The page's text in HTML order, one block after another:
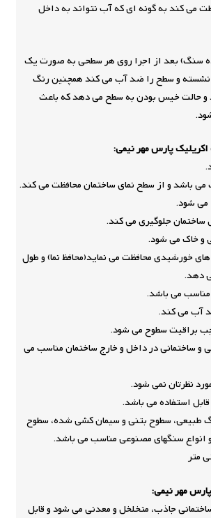
می کند به گونه ای که آب نتواند به داخل
سنگ) بعد از اجرا روی هر سطحی به صورت یک
نشسته و سطح را ضد آب می کند همچنین رنگ
و حالت خیس بودن به سطح می دهد که باعث
پارس مهر نیمی:
باشد و از سطح نمای ساختمان محافظت می کند.
می شود.
ساختمان جلوگیری می کند.
و خاک می شود.
خورشیدی محافظت می نماید(محافظ نما) و طول
دهد.
مناسب می باشد.
آب می کند.
براقیت سطوح می شود.
ساختمانی در داخل و خارج ساختمان مناسب می
نظرتان نمی شود.
استفاده می باشد.
طبیعی، سطوح بتنی و سیمان کشی شده، سطوح
انواع سنگهای مصنوعی مناسب می باشد.
مهر نیمی:
جاذب، متخلخل و معدنی می شود و قابل